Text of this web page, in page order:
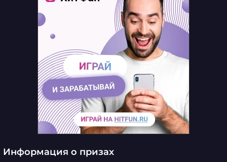
Информация о призах